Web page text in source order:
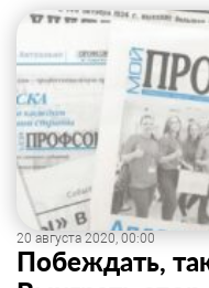
20 августа 2020, 00:00
Побеждать,